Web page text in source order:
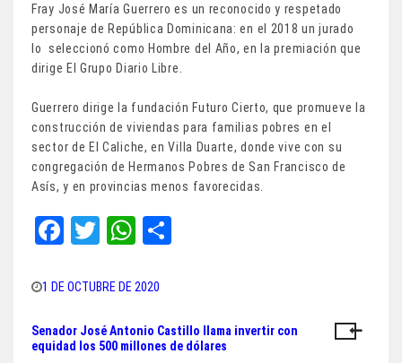
Fray José María Guerrero es un reconocido y respetado
personaje de República Dominicana: en el 2018 un jurado
lo seleccionó como Hombre del Año, en la premiación que
dirige El Grupo Diario Libre.
Guerrero dirige la fundación Futuro Cierto, que promueve la
construcción de viviendas para familias pobres en el
sector de El Caliche, en Villa Duarte, donde vive con su
congregación de Hermanos Pobres de San Francisco de
Asís, y en provincias menos favorecidas.
Fa
bo
ok
T
tt
er
W
ts
A
pp
1 DE OCTUBRE DE 2020
Navegación
Senador José Antonio Castillo llama invertir con
equidad los 500 millones de dólares